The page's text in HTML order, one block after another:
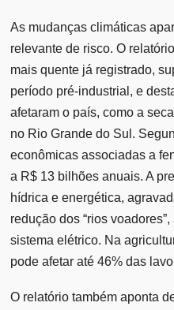
As mudanças climáticas
relevante de risco. O
mais quente já registrado,
período pré-industrial, e
afetaram o país, como a
no Rio Grande do Sul.
econômicas associadas a
a R$ 13 bilhões anuais. A
hídrica e energética,
redução dos “rios
sistema elétrico. Na
pode afetar até 46% das
O relatório também aponta